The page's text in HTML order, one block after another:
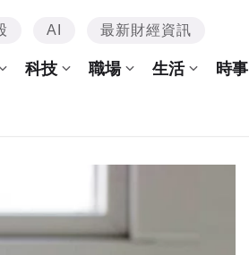
AI 最新財經資訊
科技 職場 生活 時事